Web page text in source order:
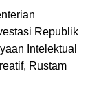
Republik
Intelektual
Rustam